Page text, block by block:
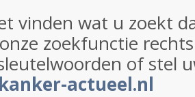
vinden wat u zoekt
zoekfunctie
of stel
actueel.nl